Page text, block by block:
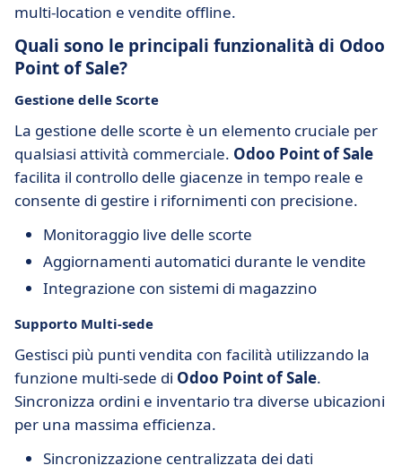
multi-location e vendite offline.
Quali sono le principali funzionalità di Odoo
Point of Sale?
Gestione delle Scorte
La gestione delle scorte è un elemento cruciale per
qualsiasi attività commerciale. Odoo Point of Sale
facilita il controllo delle giacenze in tempo reale e
consente di gestire i rifornimenti con precisione.
Monitoraggio live delle scorte
Aggiornamenti automatici durante le vendite
Integrazione con sistemi di magazzino
Supporto Multi-sede
Gestisci più punti vendita con facilità utilizzando la
funzione multi-sede di Odoo Point of Sale.
Sincronizza ordini e inventario tra diverse ubicazioni
per una massima efficienza.
Sincronizzazione centralizzata dei dati